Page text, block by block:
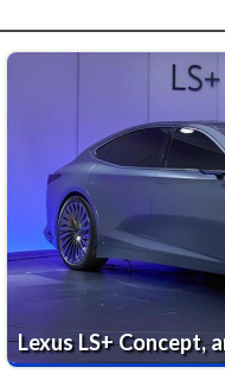
Lexus LS+ Concept,